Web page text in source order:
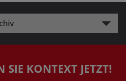
SIE KONTEXT JETZT!